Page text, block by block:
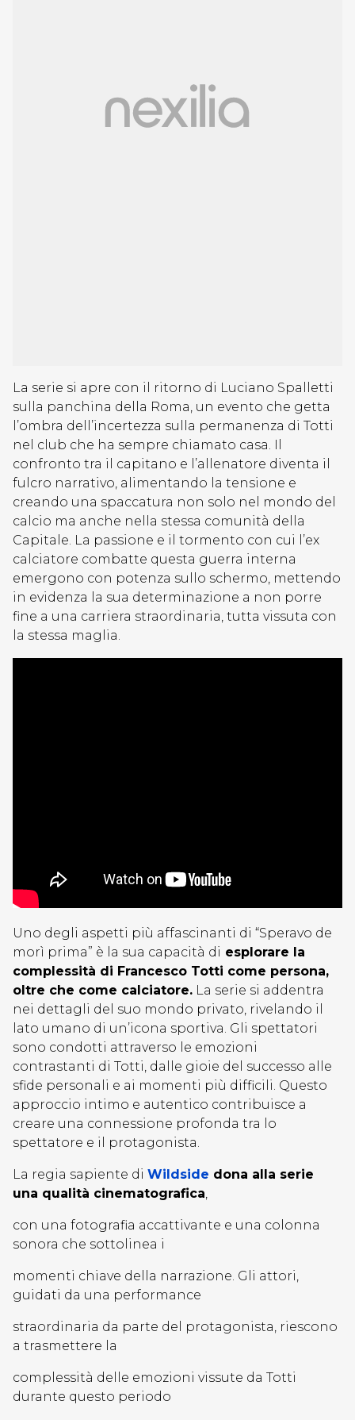
La serie si apre con il ritorno di Luciano Spalletti
sulla panchina della Roma, un evento che getta
l’ombra dell’incertezza sulla permanenza di Totti
nel club che ha sempre chiamato casa. Il
confronto tra il capitano e l’allenatore diventa il
fulcro narrativo, alimentando la tensione e
creando una spaccatura non solo nel mondo del
calcio ma anche nella stessa comunità della
Capitale. La passione e il tormento con cui l’ex
calciatore combatte questa guerra interna
emergono con potenza sullo schermo, mettendo
in evidenza la sua determinazione a non porre
fine a una carriera straordinaria, tutta vissuta con
la stessa maglia.
Uno degli aspetti più affascinanti di “Speravo de
morì prima” è la sua capacità di esplorare la
complessità di Francesco Totti come persona,
oltre che come calciatore. La serie si addentra
nei dettagli del suo mondo privato, rivelando il
lato umano di un’icona sportiva. Gli spettatori
sono condotti attraverso le emozioni
contrastanti di Totti, dalle gioie del successo alle
sfide personali e ai momenti più difficili. Questo
approccio intimo e autentico contribuisce a
creare una connessione profonda tra lo
spettatore e il protagonista.
La regia sapiente di Wildside dona alla serie
una qualità cinematografica,
con una fotografia accattivante e una colonna
sonora che sottolinea i
momenti chiave della narrazione. Gli attori,
guidati da una performance
straordinaria da parte del protagonista, riescono
a trasmettere la
complessità delle emozioni vissute da Totti
durante questo periodo